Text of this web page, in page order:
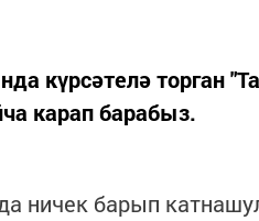
күрсәтелә торган
карап барабыз.
ничек барып